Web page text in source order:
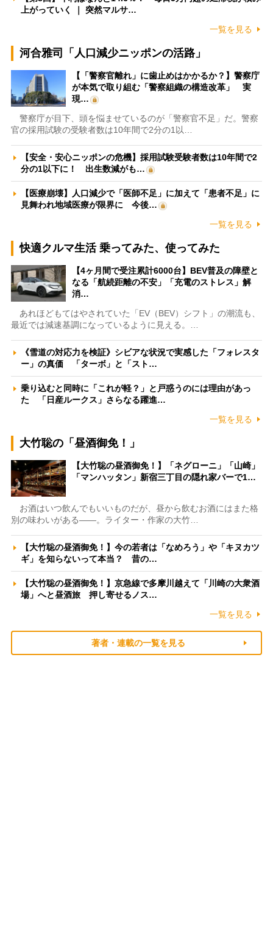
上がっていく ｜ 突然マルサ…
一覧を見る
河合雅司「人口減少ニッポンの活路」
【「警察官離れ」に歯止めはかかるか？】警察庁
が本気で取り組む「警察組織の構造改革」 実
現…
警察庁が目下、頭を悩ませているのが「警察官不足」だ。警察
官の採用試験の受験者数は10年間で2分の1以…
【安全・安心ニッポンの危機】採用試験受験者数は10年間で2
分の1以下に！ 出生数減がも…
【医療崩壊】人口減少で「医師不足」に加えて「患者不足」に
見舞われ地域医療が限界に 今後…
一覧を見る
快適クルマ生活 乗ってみた、使ってみた
【4ヶ月間で受注累計6000台】BEV普及の障壁と
なる「航続距離の不安」「充電のストレス」解
消…
あれほどもてはやされていた「EV（BEV）シフト」の潮流も、
最近では減速基調になっているように見える。…
《雪道の対応力を検証》シビアな状況で実感した「フォレスタ
ー」の真価 「ターボ」と「スト…
乗り込むと同時に「これが軽？」と戸惑うのには理由があっ
た 「日産ルークス」さらなる躍進…
一覧を見る
大竹聡の「昼酒御免！」
【大竹聡の昼酒御免！】「ネグローニ」「山崎」
「マンハッタン」新宿三丁目の隠れ家バーで1…
お酒はいつ飲んでもいいものだが、昼から飲むお酒にはまた格
別の味わいがある――。ライター・作家の大竹…
【大竹聡の昼酒御免！】今の若者は「なめろう」や「キヌカツ
ギ」を知らないって本当？ 昔の…
【大竹聡の昼酒御免！】京急線で多摩川越えて「川崎の大衆酒
場」へと昼酒旅 押し寄せるノス…
一覧を見る
著者・連載の一覧を見る